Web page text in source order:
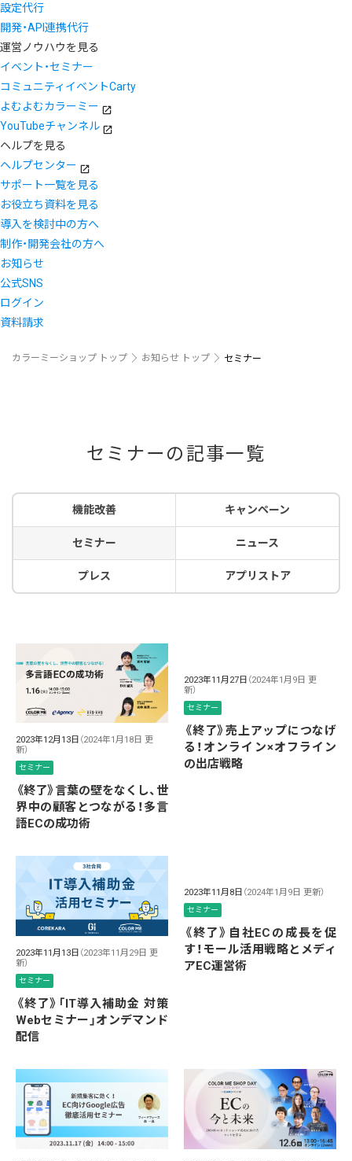
設定代行
開発・API連携代行
運営ノウハウを見る
イベント・セミナー
コミュニティイベントCarty
よむよむカラーミー
YouTubeチャンネル
ヘルプを見る
ヘルプセンター
サポート一覧を見る
お役立ち資料を見る
導入を検討中の方へ
制作・開発会社の方へ
お知らせ
公式SNS
ログイン
資料請求
カラーミーショップ トップ お知らせ トップ セミナー
セミナーの記事一覧
機能改善 キャンペーン
セミナー ニュース
プレス アプリストア
2023年12月13日 （2024年1月18日 更
新）
セミナー
《終了》言葉の壁をなくし、世
界中の顧客とつながる！多言
語ECの成功術
2023年11月27日 （2024年1月9日 更
新）
セミナー
《終了》売上アップにつなげ
る！オンライン×オフライン
の出店戦略
2023年11月13日 （2023年11月29日 更
新）
セミナー
《終了》「IT導入補助金 対策
Webセミナー」オンデマンド
配信
2023年11月8日 （2024年1月9日 更新）
セミナー
《終了》自社ECの成長を促
す！モール活用戦略とメディ
アEC運営術